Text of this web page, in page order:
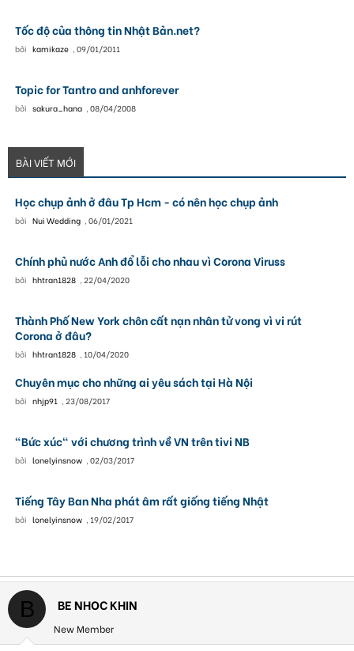
Tốc độ của thông tin Nhật Bản.net?
bởi kamikaze , 09/01/2011
Topic for Tantro and anhforever
bởi sakura_hana , 08/04/2008
BÀI VIẾT MỚI
Học chụp ảnh ở đâu Tp Hcm - có nên học chụp ảnh
bởi Nui Wedding , 06/01/2021
Chính phủ nước Anh đổ lỗi cho nhau vì Corona Viruss
bởi hhtran1828 , 22/04/2020
Thành Phố New York chôn cất nạn nhân tử vong vì vi rút
Corona ở đâu?
bởi hhtran1828 , 10/04/2020
Chuyên mục cho những ai yêu sách tại Hà Nội
bởi nhjp91 , 23/08/2017
"Bức xúc" với chương trình về VN trên tivi NB
bởi lonelyinsnow , 02/03/2017
Tiếng Tây Ban Nha phát âm rất giống tiếng Nhật
bởi lonelyinsnow , 19/02/2017
B BE NHOC KHIN
New Member